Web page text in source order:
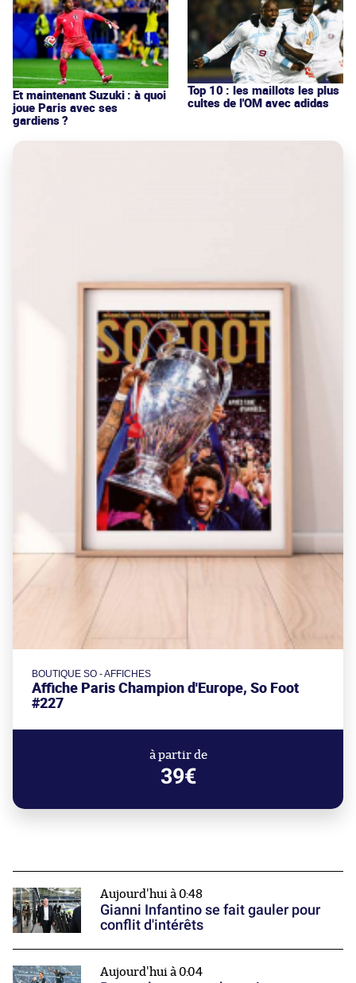
Et maintenant Suzuki : à quoi
joue Paris avec ses
gardiens ?
Top 10 : les maillots les plus
cultes de l'OM avec adidas
BOUTIQUE SO - AFFICHES
Affiche Paris Champion d'Europe, So Foot
#227
à partir de
39€
Aujourd'hui à 0:48
Gianni Infantino se fait gauler pour
conflit d'intérêts
Aujourd'hui à 0:04